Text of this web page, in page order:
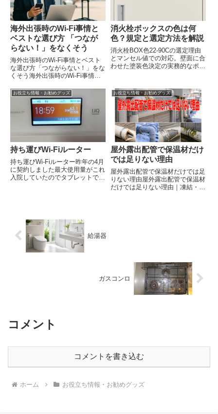
海外出張時のWi-Fi事情と
ベストな選び方 「つなが
らない！」をなくそう
海外出張時のWi-Fi事情とベスト
な選び方「つながらない！」をな
くそう海外出張時のWi-Fi事情と
になるのがWi-Fiの確保。 「現地
のホテルにある？」「ポケット
Wi-Fiは必要？」と迷うことも多
いですよね。 ...
消火栓ボックスの色は何
色？規定と選定方法を解説
消火栓BOX色22-90Cの選定理由
とマンセル値での対応。壁面に合
わせた塗装色決定の実務的なポイ
お役立ち情報・お勧めグッズ
持ち運びWi-Fiルーター
持ち運びWi-Fiルーター昨年の4月
に契約しました最大使用量がこれ
入院していたのでタブレットで動
お役立ち情報・お勧めグッズ
屋外露出配管で保温材だけ
では足りない理由
屋外露出配管で保温材だけでは足
りない理由屋外露出配管で保温材
だけでは足りない理由｜凍結・紫
給湯器
ガスコンロ
コメント
コメントを書き込む
ホーム お役立ち情報・お勧めグッズ